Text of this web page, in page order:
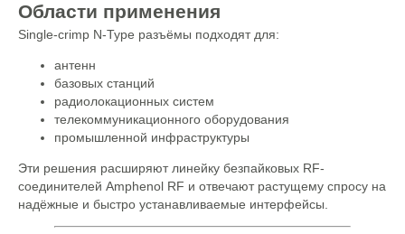
Области применения
Single-crimp N-Type разъёмы подходят для:
антенн
базовых станций
радиолокационных систем
телекоммуникационного оборудования
промышленной инфраструктуры
Эти решения расширяют линейку безпайковых RF-
соединителей Amphenol RF и отвечают растущему спросу на
надёжные и быстро устанавливаемые интерфейсы.